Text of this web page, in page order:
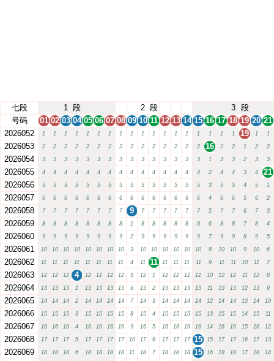
七段 1 段 2 段 3
段
号码
01 02 03 04 05 06 07 08 09 10 11 12 13 14 15 16 17 18 19 20 21
2026052
1 1 1 1 1 1 1 1 1 1 1 1 1 1 1 1 1 1 19 1 1
2026053 2 2 2 2 2 2 2 2 2 2 2 2 2 2 2 16 2 2 1 2 2
2026054 3 3 3 3 3 3 3 3 3 3 3 3 3 3 3 1 3 3 2 3 3
2026055 4 4 4 4 4 4 4 4 4 4 4 4 4 4 4 2 4 4 3 4
21
2026056
5 5 5 5 5 5 5 5 5 5 5 5 5 5 5 3 5 5 4 5 1
2026057 6 6 6 6 6 6 6 6 6 6 6 6 6 6 6 4 6 6 5 6 2
2026058 7 7 7 7 7 7 7 7 9 7 7 7 7 7 7 5 7 7 6 7 3
2026059 8 8 8 8 8 8 8 8 1 8 8 8 8 8 8 6 8 8 7 8 4
2026060 9 9 9 9 9 9 9 9 2 9 9 9 9 9 9 7 9 9 8 9 5
2026061 10 10 10 10 10 10 10 10 3 10 10 10 10 10 10 8 10 10 9 10 6
2026062 11 11 11 11 11 11 11 11 4 11 11 11 11 11 11 9 11 11 10 11 7
2026063 12 12 12 4 12 12 12 12 5 12 1 12 12 12 12 10 12 12 11 12 8
2026064 13 13 13 1 13 13 13 13 6 13 2 13 13 13 13 11 13 13 12 13 9
2026065 14 14 14 2 14 14 14 14 7 14 3 14 14 14 14 12 14 14 13 14 10
2026066 15 15 15 3 15 15 15 15 8 15 4 15 15 15 15 13 15 15 14 15 11
2026067 16 16 16 4 16 16 16 16 9 16 5 16 16 16 16 14 16 16 15 16 12
2026068 17 17 17 5 17 17 17 17 10 17 6 17 17 17 15 15 17 17 16 17 13
2026069 18 18 18 6 18 18 18 18 11 18 7 18 18 18 15 16 18 18 17 18 14